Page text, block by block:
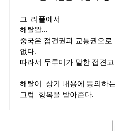
그 리플에서
해탈왈...
중국은 접견권과 교통권으
없다.
따라서 두루미가 말한 접견
해탈이 상기 내용에 동의하
그럼 항복을 받아준다.